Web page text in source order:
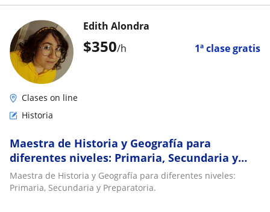
$350/h 1ª clase gratis
Edith Alondra
Clases on line
Historia
Maestra de Historia y Geografía para
diferentes niveles: Primaria, Secundaria y
Preparatoria
Maestra de Historia y Geografía para diferentes niveles:
Primaria, Secundaria y Preparatoria.